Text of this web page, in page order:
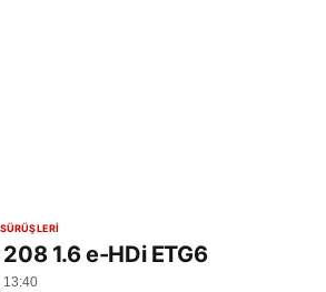
1.6 e-HDi ETG6
13:40